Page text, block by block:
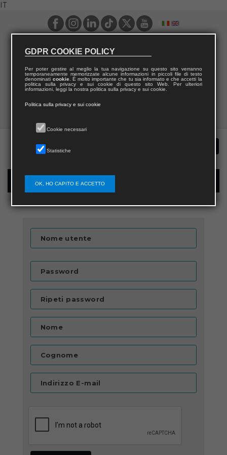
IT
Registrazione nuovo utente per acquisti sul sito
Nome utente
Password
Ripeti password
Nome
Cognome
Indirizzo E-mail
GDPR COOKIE POLICY
Per poter gestire al meglio la tua navigazione su questo sito verranno
temporaneamente memorizzate alcune informazioni in piccoli file di testo
denominati cookie. È molto importante che tu sia informato e che accetti la
politica sulla privacy e sui cookie di questo sito Web. Per ulteriori
informazioni, leggi la nostra politica sulla privacy e sui cookie.
Politica sulla privacy e sui cookie
Cookie necessari
Statistiche
OK, HO CAPITO E ACCETTO